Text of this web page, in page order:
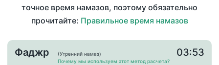
точное время намазов, поэтому обязательно
прочитайте: Правильное время намазов
Фаджр
(Утренний намаз)
Почему мы используем этот метод расчета?
03:53